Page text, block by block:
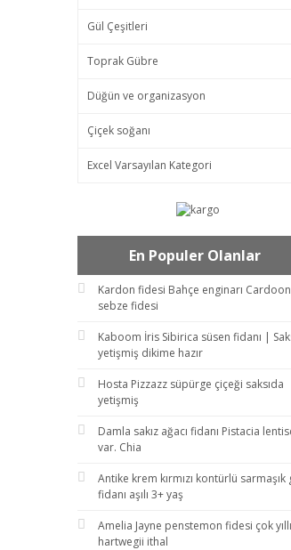
Gül Çeşitleri
Toprak Gübre
Düğün ve organizasyon
Çiçek soğanı
Excel Varsayılan Kategori
En Populer Olanlar
Kardon fidesi Bahçe enginarı Cardoon
sebze fidesi
Kaboom İris Sibirica süsen fidanı |
yetişmiş dikime hazır
Hosta Pizzazz süpürge çiçeği saksıda
yetişmiş
Damla sakız ağacı fidanı Pistacia
var. Chia
Antike krem kırmızı kontürlü sarmaşık
fidanı aşılı 3+ yaş
Amelia Jayne penstemon fidesi çok
hartwegii ithal